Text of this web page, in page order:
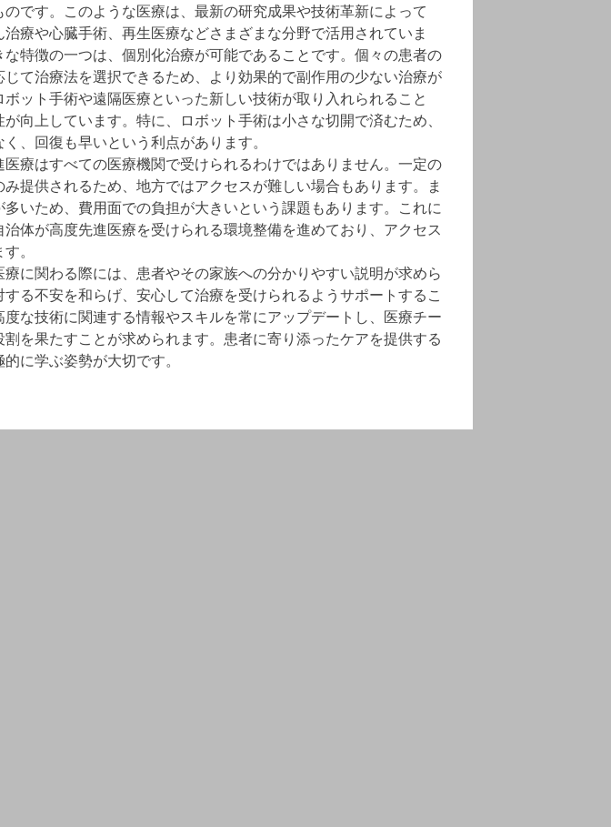
です。このような医療は、最新の研究成果や技術革新によって
療や心臓手術、再生医療などさまざまな分野で活用されていま
特徴の一つは、個別化治療が可能であることです。個々の患者の
て治療法を選択できるため、より効果的で副作用の少ない治療が
ット手術や遠隔医療といった新しい技術が取り入れられること
向上しています。特に、ロボット手術は小さな切開で済むため、
、回復も早いという利点があります。
医療はすべての医療機関で受けられるわけではありません。一定の
提供されるため、地方ではアクセスが難しい場合もあります。ま
いため、費用面での負担が大きいという課題もあります。これに
体が高度先進医療を受けられる環境整備を進めており、アクセス
。
に関わる際には、患者やその家族への分かりやすい説明が求めら
る不安を和らげ、安心して治療を受けられるようサポートするこ
な技術に関連する情報やスキルを常にアップデートし、医療チー
を果たすことが求められます。患者に寄り添ったケアを提供する
に学ぶ姿勢が大切です。